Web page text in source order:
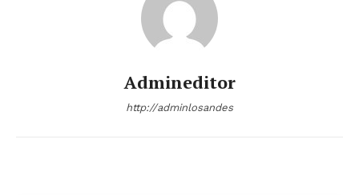
Admineditor
http://adminlosandes